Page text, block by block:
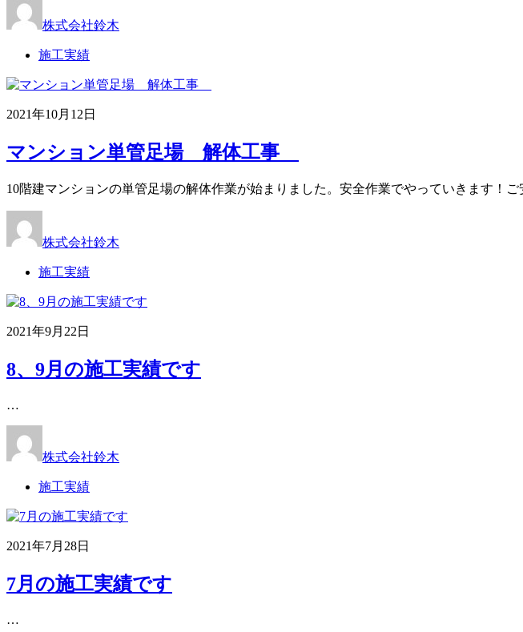
株式会社鈴木
施工実績
2021年10月12日
マンション単管足場 解体工事
10階建マンションの単管足場の解体作業が始まりました。安全作業でやっていきます！
株式会社鈴木
施工実績
2021年9月22日
8、9月の施工実績です
…
株式会社鈴木
施工実績
2021年7月28日
7月の施工実績です
…